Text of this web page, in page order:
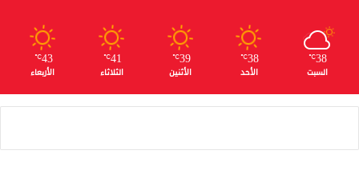
38
℃
السبت
38
℃
الأحد
39
℃
الأثنين
41
℃
الثلاثاء
43
℃
الأربعاء